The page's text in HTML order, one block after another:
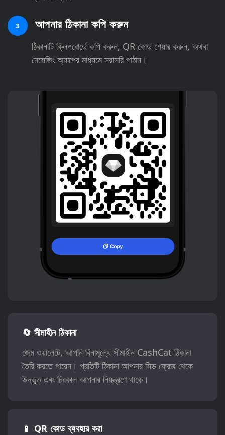
3 আপনার ঠিকানা কপি করুন
ঠিকানাটি ক্লিপবোর্ডে কপি করুন, QR কোড শেয়ার করুন, অথবা
মেসেজিং অ্যাপের মাধ্যমে সরাসরি পাঠান।
🔄 সীমাহীন ঠিকানা
জেম ওয়ালেটে, আপনি বিনামূল্যে সীমাহীন CashCat ঠিকানা
তৈরি করতে পারেন। প্রতিটি ঠিকানা আপনার সিড ফ্রেজ থেকে
উদ্ভূত এবং চিরকাল আপনার নিয়ন্ত্রণে থাকে।
📱 QR কোড ব্যবহার করা